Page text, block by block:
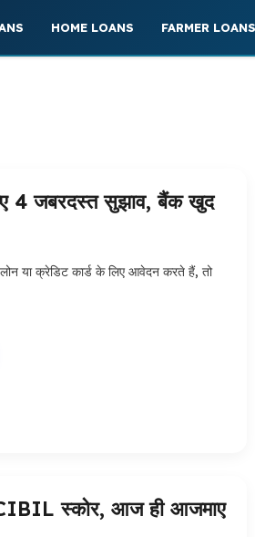
HOME LOANS FARMER LOANS
4 जबरदस्त सुझाव, बैंक खुद
या क्रेडिट कार्ड के लिए आवेदन करते हैं, तो
स्कोर, आज ही आजमाए